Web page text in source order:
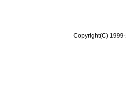
Copyright(C)